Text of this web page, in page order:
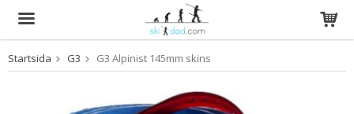
Produkten har blivit tillagd i varukorgen
Startsida G3 G3 Alpinist 145mm skins